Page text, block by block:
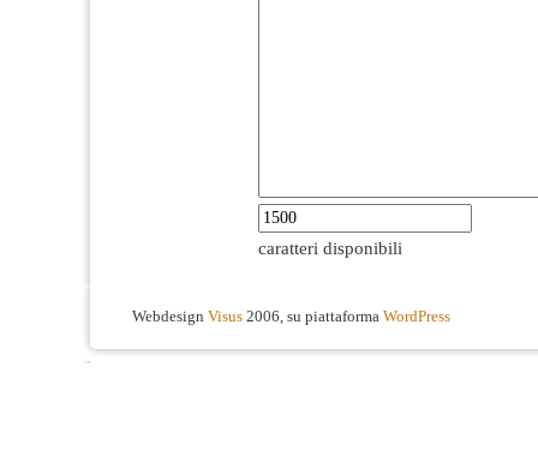
caratteri disponibili
Webdesign Visus 2006, su piattaforma WordPress